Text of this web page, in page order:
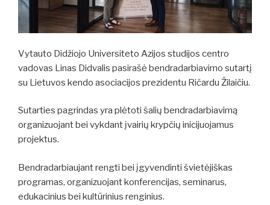
Vytauto Didžiojo Universiteto Azijos studijos centro
vadovas Linas Didvalis pasirašė bendradarbiavimo sutartį
su Lietuvos kendo asociacijos prezidentu Ričardu Žilaičiu.
Sutarties pagrindas yra plėtoti šalių bendradarbiavimą
organizuojant bei vykdant įvairių krypčių inicijuojamus
projektus.
Bendradarbiaujant rengti bei įgyvendinti švietėjiškas
programas, organizuojant konferencijas, seminarus,
edukacinius bei kultūrinius renginius.